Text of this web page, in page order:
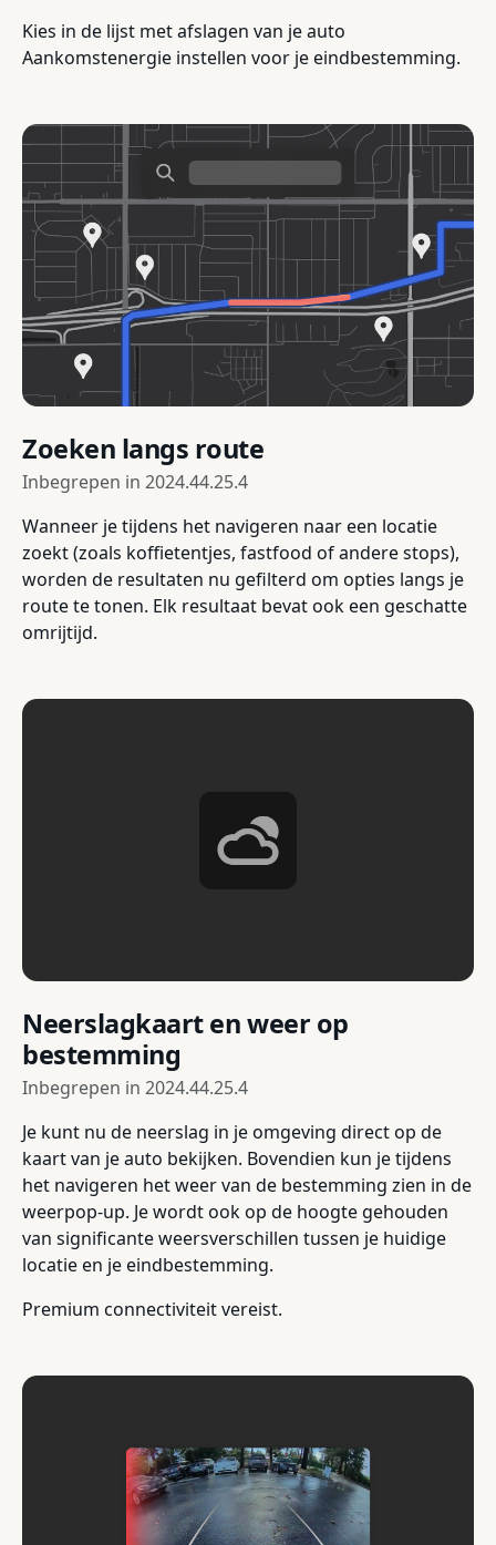
Kies in de lijst met afslagen van je auto
Aankomstenergie instellen voor je eindbestemming.
Zoeken langs route
Inbegrepen in 2024.44.25.4
Wanneer je tijdens het navigeren naar een locatie
zoekt (zoals koffietentjes, fastfood of andere stops),
worden de resultaten nu gefilterd om opties langs je
route te tonen. Elk resultaat bevat ook een geschatte
omrijtijd.
Neerslagkaart en weer op
bestemming
Inbegrepen in 2024.44.25.4
Je kunt nu de neerslag in je omgeving direct op de
kaart van je auto bekijken. Bovendien kun je tijdens
het navigeren het weer van de bestemming zien in de
weerpop-up. Je wordt ook op de hoogte gehouden
van significante weersverschillen tussen je huidige
locatie en je eindbestemming.
Premium connectiviteit vereist.